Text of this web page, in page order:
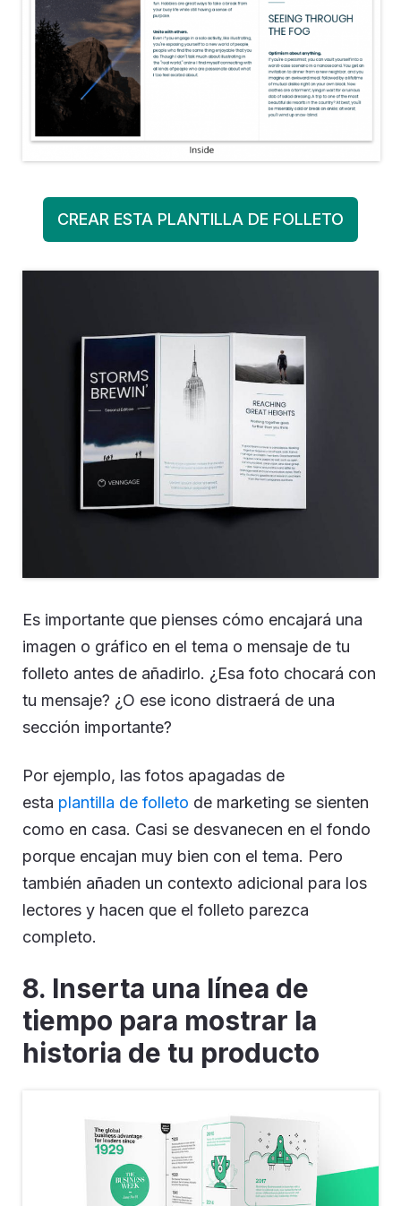
CREAR ESTA PLANTILLA DE FOLLETO
Es importante que pienses cómo encajará una
imagen o gráfico en el tema o mensaje de tu
folleto antes de añadirlo. ¿Esa foto chocará con
tu mensaje? ¿O ese icono distraerá de una
sección importante?
Por ejemplo, las fotos apagadas de
esta plantilla de folleto de marketing se sienten
como en casa. Casi se desvanecen en el fondo
porque encajan muy bien con el tema. Pero
también añaden un contexto adicional para los
lectores y hacen que el folleto parezca
completo.
8. Inserta una línea de
tiempo para mostrar la
historia de tu producto